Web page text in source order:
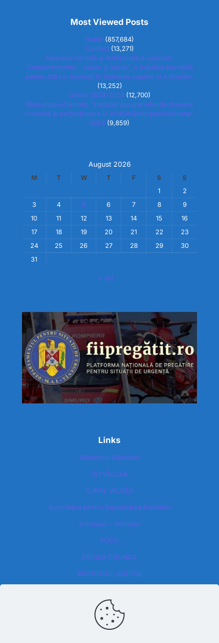
Most Viewed Posts
Home (857,684)
Contact (13,271)
Educația mentală și nutrițională a copilului.
Comportamente – cauze și soluții”, o inițiativă esențială
pentru toți cei implicați în formarea copiilor și a tinerilor.
(13,252)
Oferta 2023-2024 (12,700)
Workshop-ul tematic “Impactul programelor de formare
continuă și perfecționare în învățământul preuniversitar”
2024 (9,859)
August 2026
M T W T F S
S
1
2
3
4 5 6 7 8
9
10
11 12 13 14 15
16
17
18 19 20 21 22
23
24
25 26 27 28 29
30
31
« Jul
Links
Ministerul Educatiei
ISJ VÂLCEA
CJRAE VÂLCEA
Autoritatea pentru Digitalizarea României​
Europass – Romania
POCU
BRITISH COUNCIL
INSTITUTUL GOETHE